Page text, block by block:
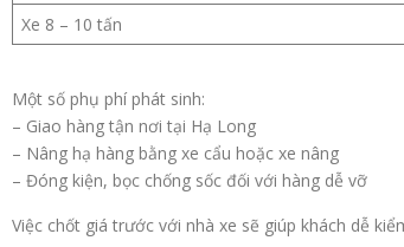
Xe 8 – 10 tấn
Một số phụ phí phát sinh:
– Giao hàng tận nơi tại Hạ Long
– Nâng hạ hàng bằng xe cẩu hoặc xe nâng
– Đóng kiện, bọc chống sốc đối với hàng dễ vỡ
Việc chốt giá trước với nhà xe sẽ giúp khách dễ